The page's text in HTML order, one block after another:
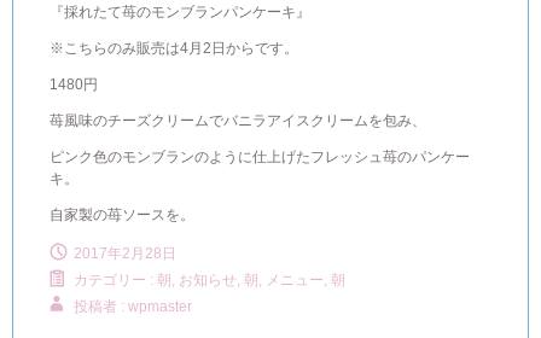
『採れたて苺のモンブランパンケーキ』
※こちらのみ販売は4月2日からです。
1480円
苺風味のチーズクリームでバニラアイスクリームを包み、
ピンク色のモンブランのように仕上げたフレッシュ苺のパンケー
キ。
自家製の苺ソースを。
2017年2月28日
カテゴリー : 朝, お知らせ, 朝, メニュー, 朝
投稿者 : wpmaster